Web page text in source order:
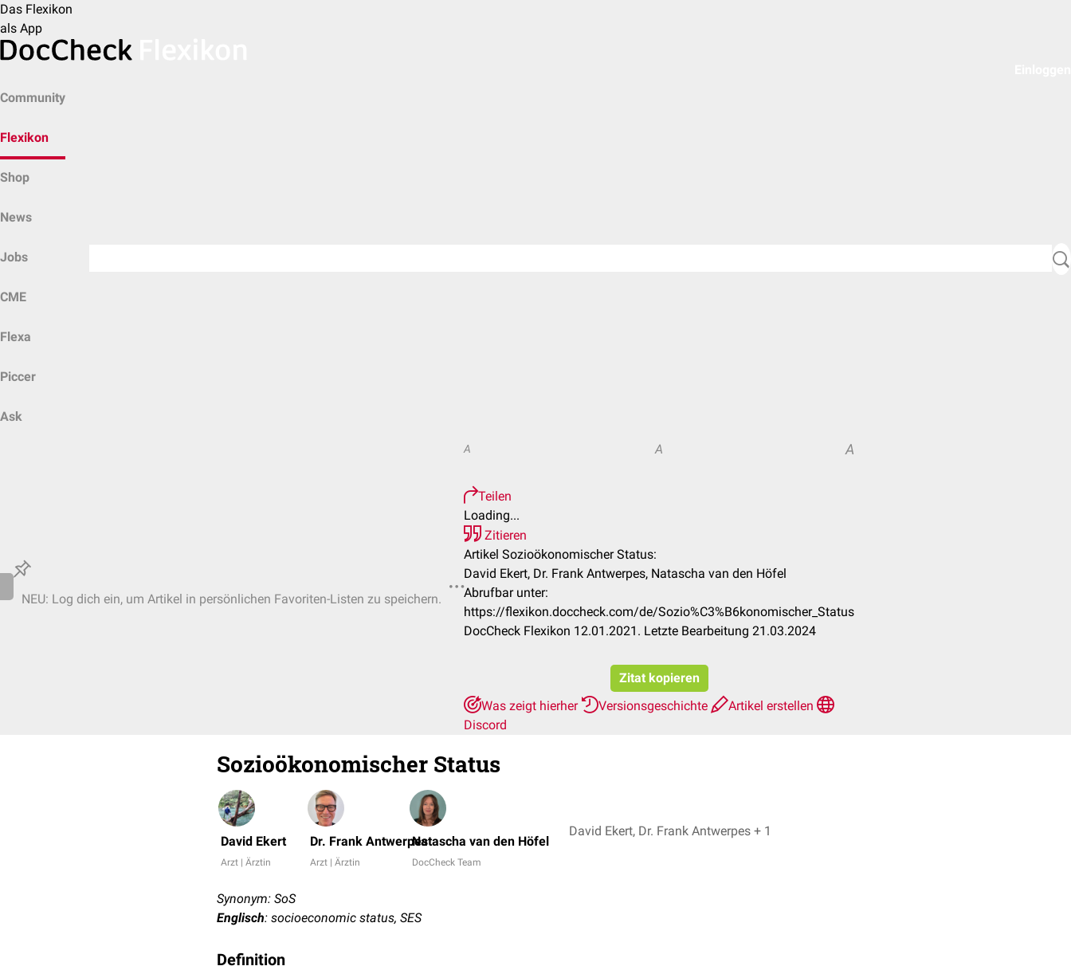
Das Flexikon
als App
Community
Flexikon
Shop
News
Jobs
CME
Flexa
Piccer
Ask
NEU: Log dich ein, um Artikel in persönlichen Favoriten-Listen zu speichern.
A A A
Teilen
Loading...
Zitieren
Artikel Sozioökonomischer Status:
David Ekert, Dr. Frank Antwerpes, Natascha van den Höfel
Abrufbar unter:
https://flexikon.doccheck.com/de/Sozio%C3%B6konomischer_Status
DocCheck Flexikon 12.01.2021. Letzte Bearbeitung 21.03.2024
Zitat kopieren
Was zeigt hierher
Versionsgeschichte
Artikel erstellen
Discord
Sozioökonomischer Status
David Ekert
Arzt | Ärztin
Dr. Frank Antwerpes
Arzt | Ärztin
Natascha van den Höfel
DocCheck Team
David Ekert, Dr. Frank Antwerpes + 1
Synonym: SoS
Englisch: socioeconomic status, SES
Definition